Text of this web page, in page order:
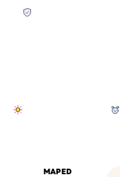
MAPED